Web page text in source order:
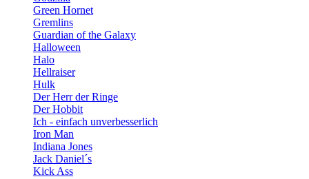
Green Hornet
Gremlins
Guardian of the Galaxy
Halloween
Halo
Hellraiser
Hulk
Der Herr der Ringe
Der Hobbit
Ich - einfach unverbesserlich
Iron Man
Indiana Jones
Jack Daniel´s
Kick Ass